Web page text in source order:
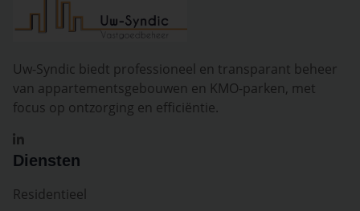
Uw-Syndic biedt professioneel en transparant beheer
van appartementsgebouwen en KMO-parken, met
focus op ontzorging en efficiëntie.
Diensten
Residentieel